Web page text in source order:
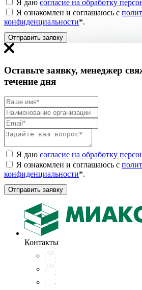
Я даю согласие на обработку
Я ознакомлен и соглашаюсь с
конфиденциальности*.
Отправить заявку
Оставьте заявку, менеджер
течение дня
Я даю согласие на обработку
Я ознакомлен и соглашаюсь с
конфиденциальности*.
Отправить заявку
Контакты